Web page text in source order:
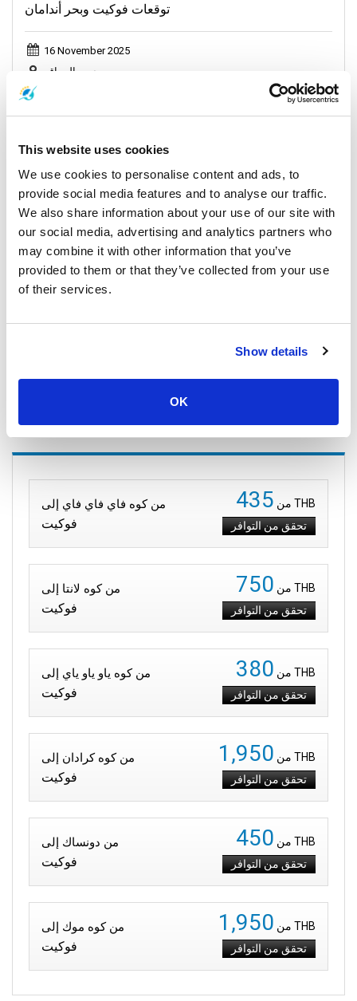
This website uses cookies
We use cookies to personalise content and ads, to
provide social media features and to analyse our traffic.
We also share information about your use of our site with
our social media, advertising and analytics partners who
may combine it with other information that you’ve
provided to them or that they’ve collected from your use
of their services.
Show details
OK
توقعات فوكيت وبحر أندامان
16 November 2025
جميع المواقع
المسارات إلى فوكيت
من كوه فاي فاي فاي إلى
فوكيت
من 435
THB
تحقق من التوافر
من كوه لانتا إلى
فوكيت
من 750
THB
تحقق من التوافر
من كوه ياو ياو ياي إلى
فوكيت
من 380
THB
تحقق من التوافر
من كوه كرادان إلى
فوكيت
من 1,950
THB
تحقق من التوافر
من دونساك إلى
فوكيت
من 450
THB
تحقق من التوافر
من كوه موك إلى
فوكيت
من 1,950
THB
تحقق من التوافر